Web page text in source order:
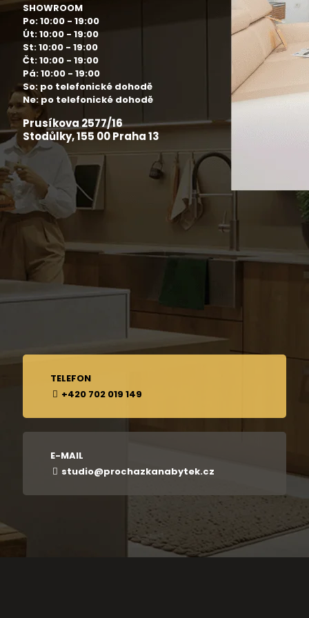
SHOWROOM
Po: 10:00 - 19:00
Út: 10:00 - 19:00
St: 10:00 - 19:00
Čt: 10:00 - 19:00
Pá: 10:00 - 19:00
So: po telefonické dohodě
Ne: po telefonické dohodě
Prusíkova 2577/16
Stodůlky, 155 00 Praha 13
TELEFON
+420 702 019 149
E-MAIL
studio@prochazkanabytek.cz